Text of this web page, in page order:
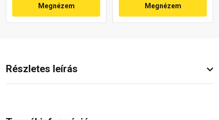
Megnézem Megnézem
Részletes leírás